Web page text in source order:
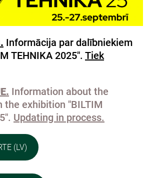
Informācija par dalībniekiem
TEHNIKA 2025". Tiek
Information about the
the exhibition "BILTIM
Updating in process.
(LV)